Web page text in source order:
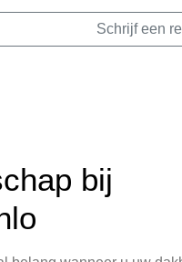
Schrijf een
bij